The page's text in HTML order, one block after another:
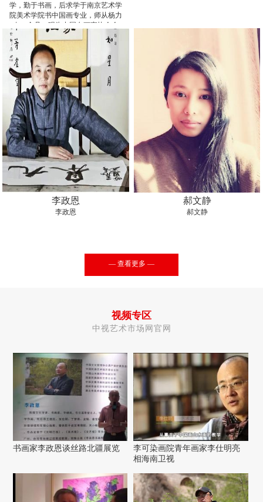
学，勤于书画，后求学于南京艺术学
院美术学院书中国画专业，师从杨力
奇、金丹。现为中国女画家协会会
员，李可染画院青年画院画家。
李政恩
李政恩
郝文静
郝文静
— 查看更多 —
视频专区
中视艺术市场网官网
书画家李政恩谈丝路北疆展览
李可染画院青年画家李仕明亮
相海南卫视